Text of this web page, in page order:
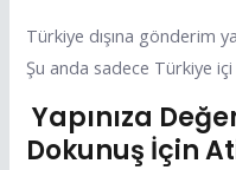
Türkiye dışına gönderim
Şu anda sadece Türkiye
Yapınıza
Dokunuş İçin